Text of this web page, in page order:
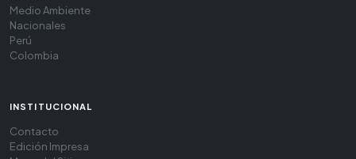
Medio Ambiente
Nacionales
Perú
Colombia
INSTITUCIONAL
Contacto
Edición Impresa